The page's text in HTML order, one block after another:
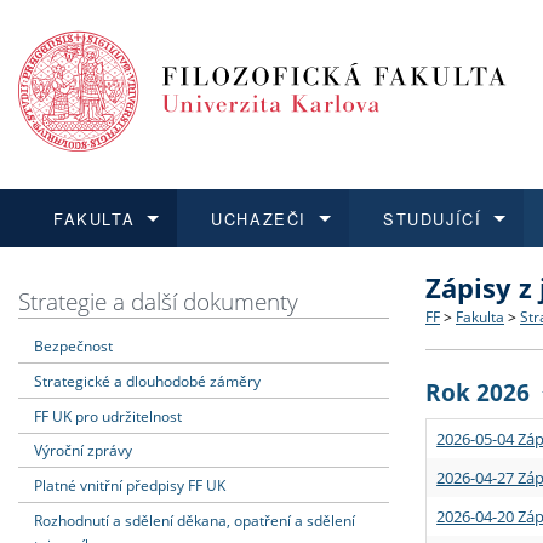
FAKULTA
Dozvědět se více
Struktura
Strategie
Podpora
UCHAZEČI
Podat přihlášku
Co
Učitelské
STUDUJÍCÍ
Dozvědět se více
Rigorózní
Dozvědět se více
O vědě a
Granty a
Dozvědět se více
Aktuální
Strategie a další dokumenty
Bezpečnost
Strategické a dlouhodobé záměry
FF UK pro udržitelnost
Výroční zprávy
Platné vnitřní předpisy FF UK
Rozhodnutí a sdělení děkana, opatření a sdělení
Zápisy
FF > Fakulta >
Rok 2026
2026-05-04
2026-04-27
2026-04-20